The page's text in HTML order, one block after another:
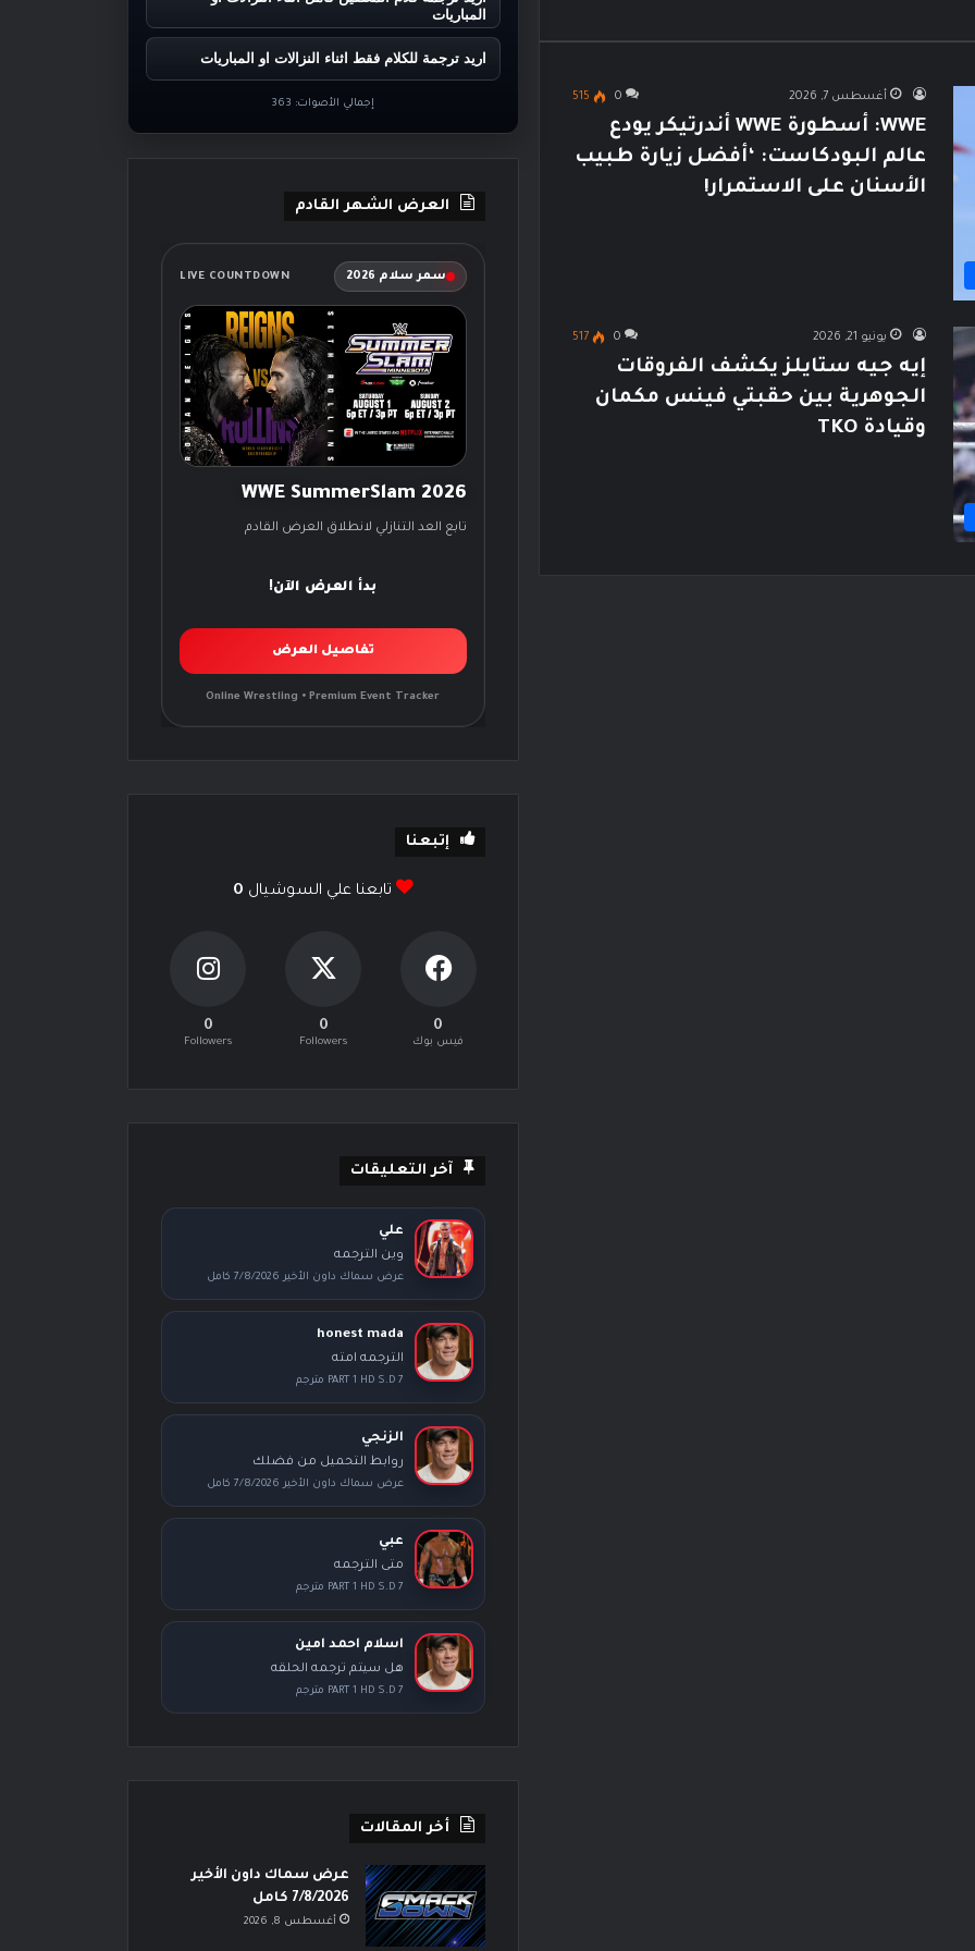
أغسطس 7, 2026 0
515
WWE: أسطورة WWE أندرتيكر يودع
عالم البودكاست: ‘أفضل زيارة طبيب
الأسنان على الاستمرار!
يونيو 21, 2026 0
517
إيه جيه ستايلز يكشف الفروقات
الجوهرية بين حقبتي فينس مكمان
وقيادة TKO
المباريات
اريد ترجمة للكلام فقط اثناء النزالات او المباريات
إجمالي الأصوات: 363
العرض الشهر القادم
سمر سلام 2026 LIVE COUNTDOWN
WWE SummerSlam 2026
تابع العد التنازلي لانطلاق العرض القادم
بدأ العرض الآن!
تفاصيل العرض
Online Wrestling • Premium Event Tracker
إتبعنا
تابعنا علي السوشيال 0
0
فيس بوك
0
Followers
0
Followers
آخر التعليقات
علي
وين الترجمه
عرض سماك داون الأخير 7/8/2026 كامل
honest mada
الترجمه امته
PART 1 HD S.D 7 مترجم
الزنجي
روابط التحميل من فضلك
عرض سماك داون الأخير 7/8/2026 كامل
عبي
متى الترجمه
PART 1 HD S.D 7 مترجم
اسلام احمد امين
هل سيتم ترجمه الحلقه
PART 1 HD S.D 7 مترجم
أخر المقالات
عرض سماك داون الأخير
7/8/2026 كامل
أغسطس 8, 2026